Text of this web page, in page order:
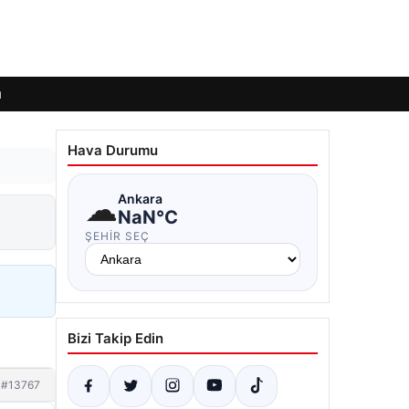
#13767
Hava Durumu
☁Ankara
NaN°C
ŞEHIR SEÇ
Bizi Takip Edin